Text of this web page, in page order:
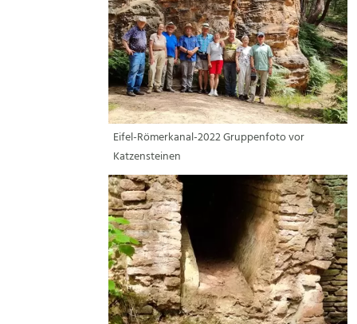
Eifel-Römerkanal-2022 Gruppenfoto vor
Katzensteinen